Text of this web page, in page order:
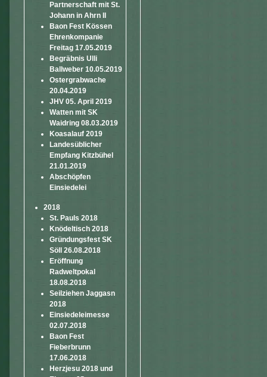
Partnerschaft mit St.
Johann in Ahrn II
Baon Fest Kössen
Ehrenkompanie
Freitag 17.05.2019
Begräbnis Ulli
Ballweber 10.05.2019
Ostergrabwache
20.04.2019
JHV 05. April 2019
Watten mit SK
Waidring 08.03.2019
Koasalauf 2019
Landesüblicher
Empfang Kitzbühel
21.01.2019
Abschöpfen
Einsiedelei
2018
St. Pauls 2018
Knödeltisch 2018
Gründungsfest SK
Söll 26.08.2018
Eröffnung
Radweltpokal
18.08.2018
Seilziehen Jaggasn
2018
Einsiedeleimesse
02.07.2018
Baon Fest
Fieberbrunn
17.06.2018
Herzjesu 2018 und